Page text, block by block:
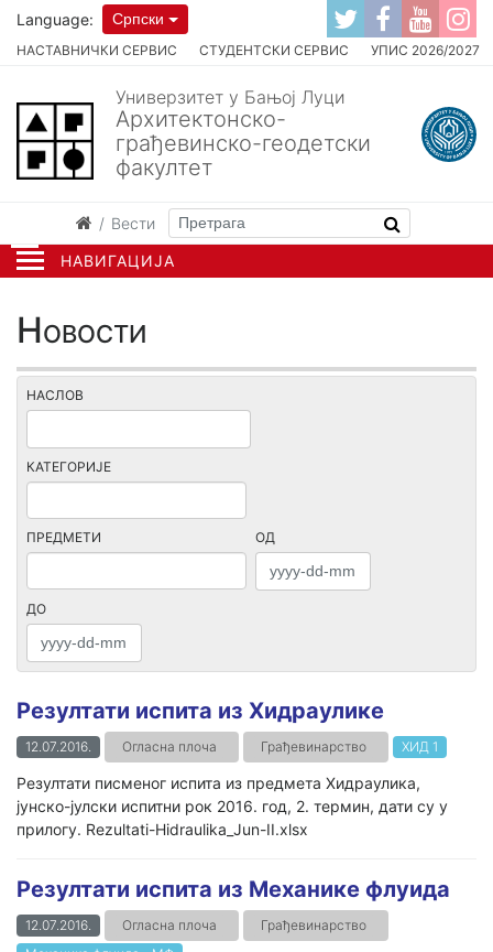
НАВИГАЦИЈА
НАСТАВНИЧКИ СЕРВИС СТУДЕНТСКИ СЕРВИС УПИС 2026/2027
Language: Српски
Универзитет у Бањој Луци
Архитектонско-
грађевинско-геодетски
факултет
Вести
Новости
НАСЛОВ
КАТЕГОРИЈЕ
ПРЕДМЕТИ ОД
ДО
Резултати испита из Хидраулике
12.07.2016. Огласна плоча Грађевинарство ХИД 1
Резултати писменог испита из предмета Хидраулика,
јунско-јулски испитни рок 2016. год, 2. термин, дати су у
прилогу. Rezultati-Hidraulika_Jun-II.xlsx
Резултати испита из Механике флуида
12.07.2016. Огласна плоча
Грађевинарство